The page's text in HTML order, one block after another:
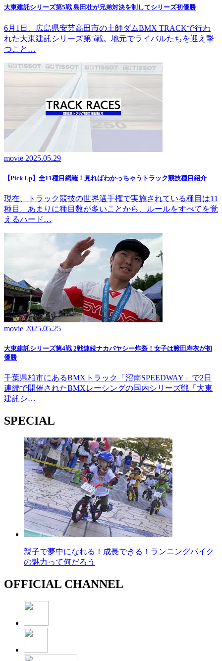
大東建託シリーズ第5戦 島田壮が兄弟対決を制してシリーズ初優勝
6月1日、広島県安芸高田市の土師ダムBMX TRACKで行わ
れた大東建託シリーズ第5戦。地元でライバルたちを迎え撃
つこと…
movie 2025.05.29
【Pick Up】全11種目網羅！見ればわかっちゃうトラック競技種目紹介
現在、トラック競技の世界選手権で実施されている種目は11
種目。あまりに種目数が多いことから、ルールをすべてを覚
えるハード…
movie 2025.05.25
大東建託シリーズ第4戦 2戦連続ナカバヤシー炸裂！女子は籔田寿衣が初
優勝
千葉県柏市にあるBMXトラック「沼南SPEEDWAY」で2日
連続で開催されたBMXレーシングの国内シリーズ戦「大東
建託シ…
SPECIAL
親子で夢中になれる！成長できる！ランニングバイク
の魅力って何だろう
OFFICIAL CHANNEL